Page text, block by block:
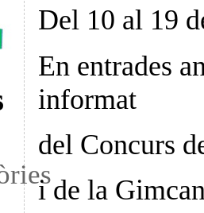
Del 10 al 19
En entrades
informat
del Concurs
i de la